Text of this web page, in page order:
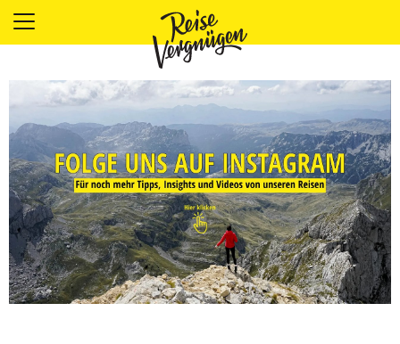
LÄNDER
UNTERKÜNFTE
FOOD
PLANUNG
OUTDOOR